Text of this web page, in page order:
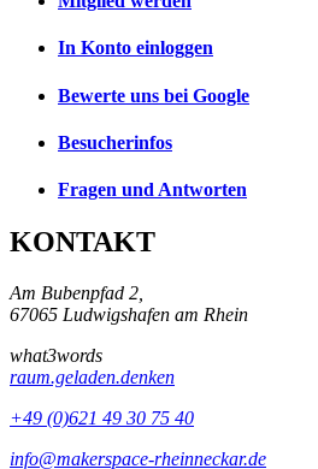
In Konto einloggen
Bewerte uns bei Google
Besucherinfos
Fragen und Antworten
KONTAKT
Am Bubenpfad 2,
67065 Ludwigshafen am Rhein
what3words
raum.geladen.denken
+49 (0)621 49 30 75 40
info@makerspace-rheinneckar.de